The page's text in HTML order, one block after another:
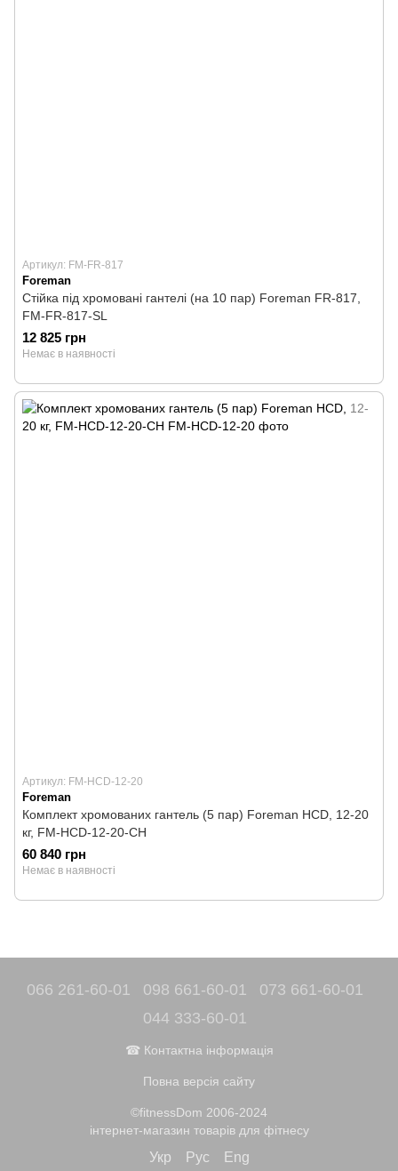
Артикул: FM-FR-817
Foreman
Стійка під хромовані гантелі (на 10 пар) Foreman FR-817,
FM-FR-817-SL
12 825 грн
Немає в наявності
Артикул: FM-HCD-12-20
Foreman
Комплект хромованих гантель (5 пар) Foreman HCD, 12-20
кг, FM-HCD-12-20-CH
60 840 грн
Немає в наявності
066 261-60-01 098 661-60-01
073 661-60-01
044 333-60-01
☎ Контактна інформація
Повна версія сайту
©fitnessDom 2006-2024
інтернет-магазин товарів для фітнесу
Укр Рус Eng